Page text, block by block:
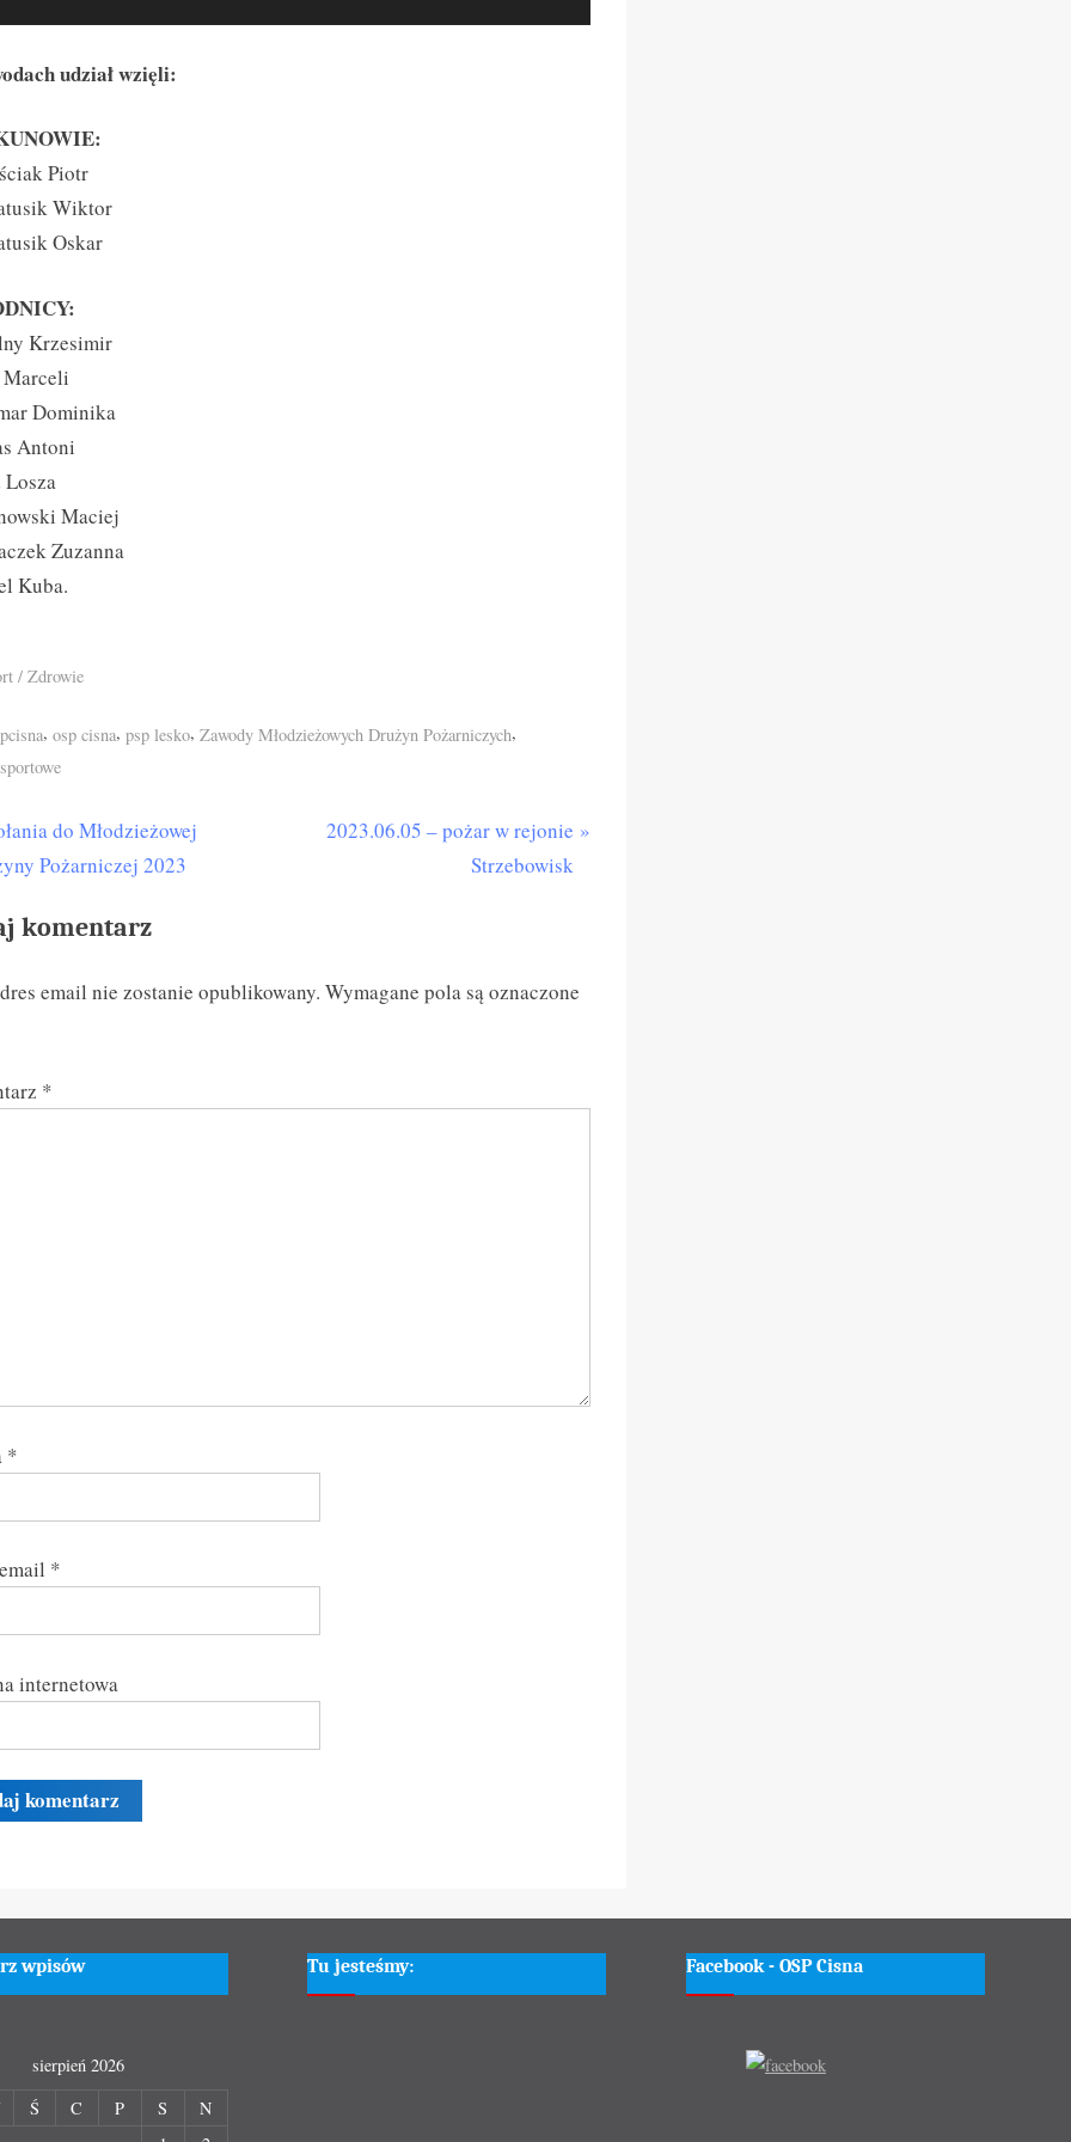
udział wzięli:
Piotr
Wiktor
Oskar
Krzesimir
Dominika
Antoni
Maciej
Zuzanna
Kuba.
/ Zdrowie
, osp cisna, psp lesko, Zawody Młodzieżowych Drużyn Pożarniczych,
do Młodzieżowej
Pożarniczej 2023
N
o
:
2023.06.05 – pożar w rejonie
Strzebowisk
komentarz
email nie zostanie opublikowany. Wymagane pola są oznaczone
*
*
*
internetowa
wpisów
sierpień 2026
Ś C P S
N
Tu jesteśmy: Facebook - OSP Cisna